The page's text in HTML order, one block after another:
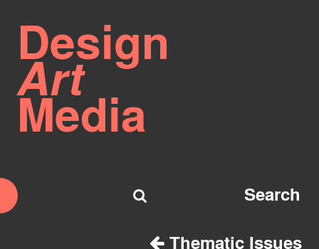
Design
Art
Media
Thematic Issues